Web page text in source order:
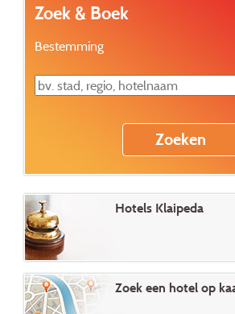
Zoek & Boek
Bestemming
Hotels Klaipeda
Zoek een hotel op